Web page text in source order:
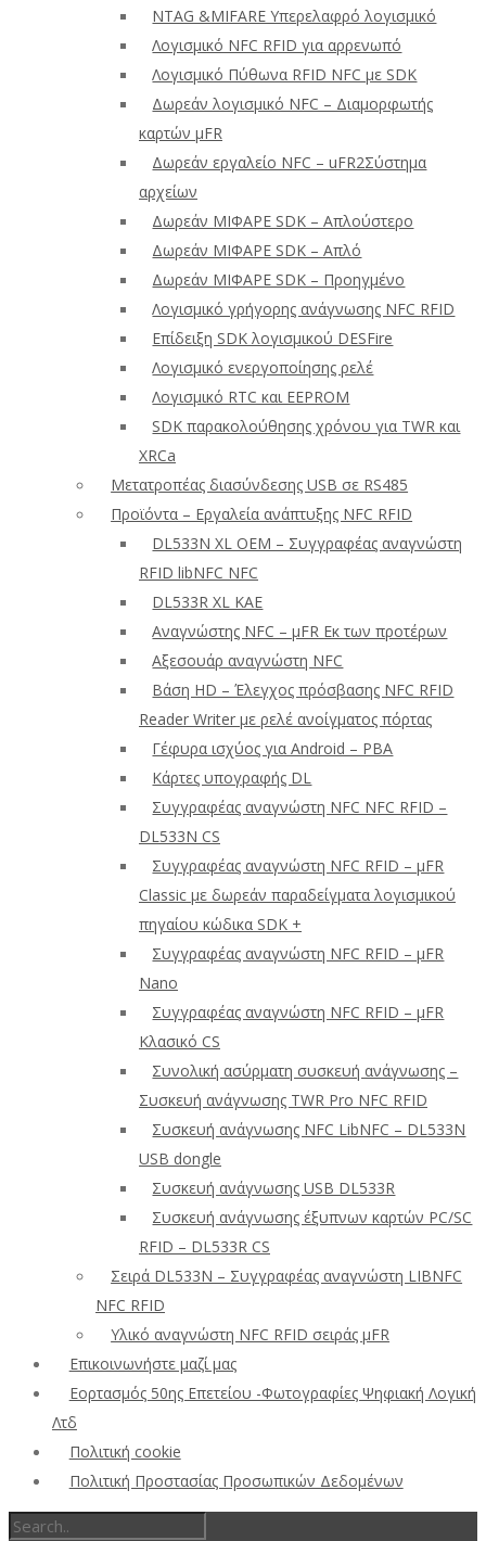
NTAG &MIFARE Υπερελαφρό λογισμικό
Λογισμικό NFC RFID για αρρενωπό
Λογισμικό Πύθωνα RFID NFC με SDK
Δωρεάν λογισμικό NFC – Διαμορφωτής
καρτών μFR
Δωρεάν εργαλείο NFC – uFR2Σύστημα
αρχείων
Δωρεάν ΜΙΦΑΡΕ SDK – Απλούστερο
Δωρεάν ΜΙΦΑΡΕ SDK – Απλό
Δωρεάν ΜΙΦΑΡΕ SDK – Προηγμένο
Λογισμικό γρήγορης ανάγνωσης NFC RFID
Επίδειξη SDK λογισμικού DESFire
Λογισμικό ενεργοποίησης ρελέ
Λογισμικό RTC και EEPROM
SDK παρακολούθησης χρόνου για TWR και
XRCa
Μετατροπέας διασύνδεσης USB σε RS485
Προϊόντα – Εργαλεία ανάπτυξης NFC RFID
DL533N XL OEM – Συγγραφέας αναγνώστη
RFID libNFC NFC
DL533R XL ΚΑΕ
Αναγνώστης NFC – μFR Εκ των προτέρων
Αξεσουάρ αναγνώστη NFC
Βάση HD – Έλεγχος πρόσβασης NFC RFID
Reader Writer με ρελέ ανοίγματος πόρτας
Γέφυρα ισχύος για Android – PBA
Κάρτες υπογραφής DL
Συγγραφέας αναγνώστη NFC NFC RFID –
DL533N CS
Συγγραφέας αναγνώστη NFC RFID – μFR
Classic με δωρεάν παραδείγματα λογισμικού
πηγαίου κώδικα SDK +
Συγγραφέας αναγνώστη NFC RFID – μFR
Nano
Συγγραφέας αναγνώστη NFC RFID – μFR
Κλασικό CS
Συνολική ασύρματη συσκευή ανάγνωσης –
Συσκευή ανάγνωσης TWR Pro NFC RFID
Συσκευή ανάγνωσης NFC LibNFC – DL533N
USB dongle
Συσκευή ανάγνωσης USB DL533R
Συσκευή ανάγνωσης έξυπνων καρτών PC/SC
RFID – DL533R CS
Σειρά DL533N – Συγγραφέας αναγνώστη LIBNFC
NFC RFID
Υλικό αναγνώστη NFC RFID σειράς μFR
Επικοινωνήστε μαζί μας
Εορτασμός 50ης Επετείου -Φωτογραφίες Ψηφιακή Λογική
Λτδ
Πολιτική cookie
Πολιτική Προστασίας Προσωπικών Δεδομένων